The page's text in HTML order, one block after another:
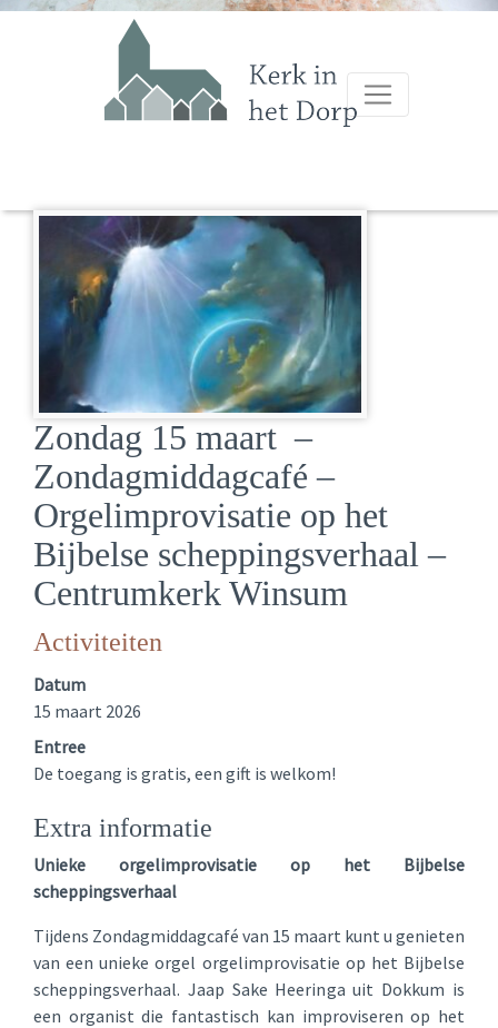
Zondag 15 maart –
Zondagmiddagcafé –
Orgelimprovisatie op het
Bijbelse scheppingsverhaal –
Centrumkerk Winsum
Activiteiten
Datum
15 maart 2026
Entree
De toegang is gratis, een gift is welkom!
Extra informatie
Unieke orgelimprovisatie op het Bijbelse
scheppingsverhaal
Tijdens Zondagmiddagcafé van 15 maart kunt u genieten
van een unieke orgel orgelimprovisatie op het Bijbelse
scheppingsverhaal. Jaap Sake Heeringa uit Dokkum is
een organist die fantastisch kan improviseren op het